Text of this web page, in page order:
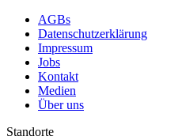
AGBs
Datenschutzerklärung
Impressum
Jobs
Kontakt
Medien
Über uns
Standorte